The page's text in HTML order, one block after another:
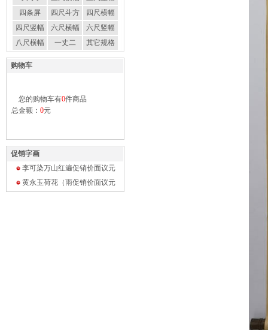
四条屏
四尺斗方
四尺横幅
四尺竖幅
六尺横幅
六尺竖幅
八尺横幅
一丈二 其它规格
购物车
您的购物车有0件商品
总金额： 0元
促销字画
李可染万山红遍促销价面议元
黄永玉荷花（雨促销价面议元